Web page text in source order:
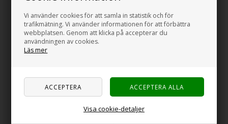
Vi använder cookies för att samla in statistik och för
trafikmätning. Vi använder informationen för att förbättra
webbplatsen. Genom att klicka på accepterar du
användningen av cookies.
Läs mer
Visa cookie-detaljerTHULE View Blocker
G2